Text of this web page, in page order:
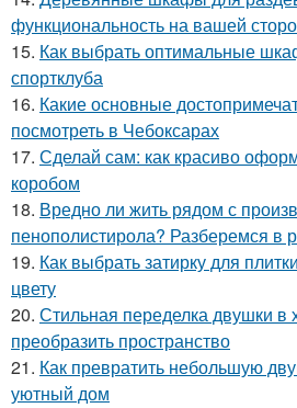
функциональность на вашей
15. Как выбрать оптимальные
спортклуба
16. Какие основные
посмотреть в Чебоксарах
17. Сделай сам: как красиво
коробом
18. Вредно ли жить рядом с
пенополистирола? Разберемся в
19. Как выбрать затирку для
цвету
20. Стильная переделка двушки в
преобразить пространство
21. Как превратить небольшую
уютный дом